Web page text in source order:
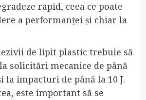
rapid, ceea ce poate
a performanței și chiar la
de lipit plastic trebuie să
solicitări mecanice de până
la impacturi de până la 10 J.
este important să se